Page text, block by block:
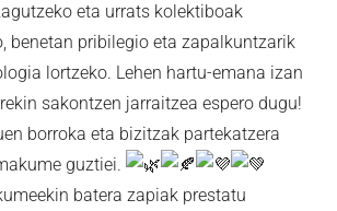
eta urrats kolektiboak
benetan pribilegio eta zapalkuntzarik
lortzeko. Lehen hartu-emana izan
sakontzen jarraitzea espero dugu!
borroka eta bizitzak partekatzera
guztiei.
batera zapiak prestatu